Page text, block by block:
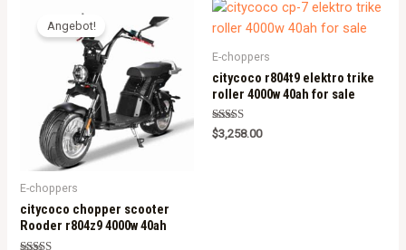
Angebot!
E-choppers
citycoco chopper scooter
Rooder r804z9 4000w 40ah
E-choppers
citycoco r804t9 elektro trike
roller 4000w 40ah for sale
Rated
5.00
$3,258.00